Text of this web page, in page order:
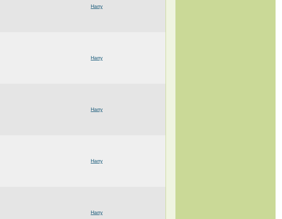
Harry
Harry
Harry
Harry
Harry